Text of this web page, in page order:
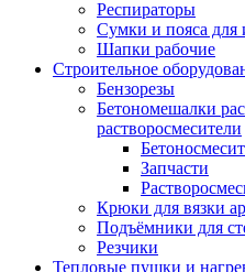
Респираторы
Сумки и пояса для
Шапки рабочие
Строительное
Бензорезы
Бетономешалки
растворосмесители
Запчасти
Крюки для вязки
Подъёмники для
Резчики
Тепловые пушки и